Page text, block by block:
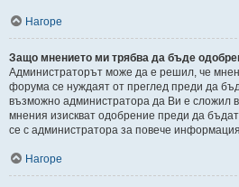
Нагоре
Защо мнението ми трябва да бъде
Администраторът може да е решил, че
форума се нуждаят от преглед преди да
възможно администратора да Ви е сложил
мнения изискват одобрение преди да
се с администратора за повече информация.
Нагоре